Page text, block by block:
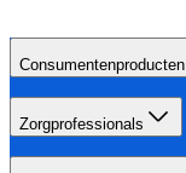
Consumentenproducten
Zorgprofessionals